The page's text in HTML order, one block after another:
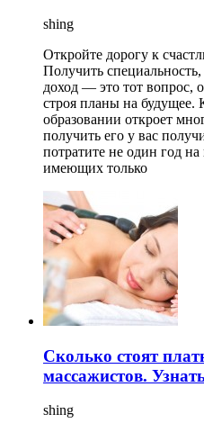
shing
Откройте дорогу к
Получить
доход — это тот вопрос,
строя планы на
образовании откроет
получить его у вас
потратите не один год
имеющих только
Сколько стоят
массажистов.
shing